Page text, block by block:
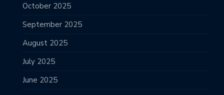
October 2025
September 2025
August 2025
July 2025
June 2025